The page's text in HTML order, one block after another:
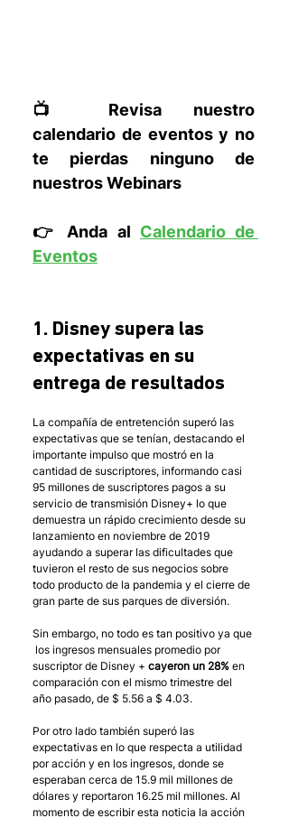
📺 Revisa nuestro
calendario de eventos y no
te pierdas ninguno de
nuestros Webinars
👉 Anda al Calendario de
Eventos
1. Disney supera las
expectativas en su
entrega de resultados
La compañía de entretención superó las
expectativas que se tenían, destacando el
importante impulso que mostró en la
cantidad de suscriptores, informando casi
95 millones de suscriptores pagos a su
servicio de transmisión Disney+ lo que
demuestra un rápido crecimiento desde su
lanzamiento en noviembre de 2019
ayudando a superar las dificultades que
tuvieron el resto de sus negocios sobre
todo producto de la pandemia y el cierre de
gran parte de sus parques de diversión.
Sin embargo, no todo es tan positivo ya que
los ingresos mensuales promedio por
suscriptor de Disney + cayeron un 28% en
comparación con el mismo trimestre del
año pasado, de $ 5.56 a $ 4.03.
Por otro lado también superó las
expectativas en lo que respecta a utilidad
por acción y en los ingresos, donde se
esperaban cerca de 15.9 mil millones de
dólares y reportaron 16.25 mil millones. Al
momento de escribir esta noticia la acción